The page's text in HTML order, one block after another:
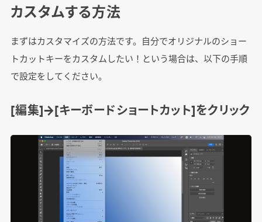
カスタムする方法
まずはカスタマイズの方法です。自分でオリジナルのショー
トカットキーをカスタムしたい！という場合は、以下の手順
で設定をしてください。
[編集]→[キーボードショートカット]をクリック